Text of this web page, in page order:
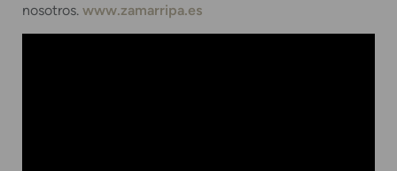
nosotros. www.zamarripa.es